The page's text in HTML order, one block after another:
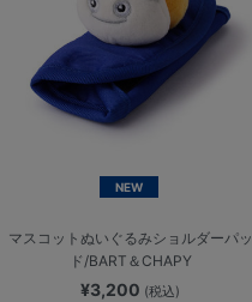
NEW
マスコットぬいぐるみショルダーパッ
ド/BART＆CHAPY
¥3,200 (税込)